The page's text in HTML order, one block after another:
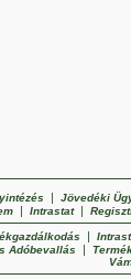
| Jövedéki
| Intrastat|
|
Adóbevallás |